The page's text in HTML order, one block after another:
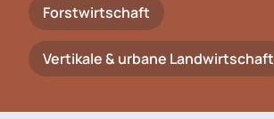
Forstwirtschaft
Vertikale & urbane Landwirtschaft